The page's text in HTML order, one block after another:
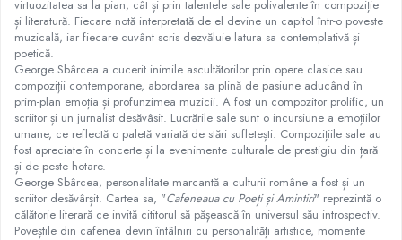
Spiritualitate/Ezoterism
Sport
Stiinte/Educatie
virtuozitatea sa la pian, cât și prin talentele sale polivalente în compoziție
și literatură. Fiecare notă interpretată de el devine un capitol într-o poveste
muzicală, iar fiecare cuvânt scris dezvăluie latura sa contemplativă și
poetică.
George Sbârcea a cucerit inimile ascultătorilor prin opere clasice sau
compoziții contemporane, abordarea sa plină de pasiune aducând în
prim-plan emoția și profunzimea muzicii. A fost un compozitor prolific, un
scriitor și un jurnalist desăvâsit. Lucrările sale sunt o incursiune a emoțiilor
umane, ce reflectă o paletă variată de stări sufletești. Compozițiile sale au
fost apreciate în concerte și la evenimente culturale de prestigiu din țară
și de peste hotare.
George Sbârcea, personalitate marcantă a culturii române a fost și un
scriitor desăvârșit. Cartea sa, "Cafeneaua cu Poeți și Amintiri" reprezintă o
călătorie literară ce invită cititorul să pășească în universul său introspectiv.
Poveștile din cafenea devin întâlniri cu personalități artistice, momente